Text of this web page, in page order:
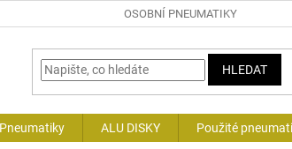
OSOBNÍ PNEUMATIKY
HLEDAT
ALU DISKY Použité